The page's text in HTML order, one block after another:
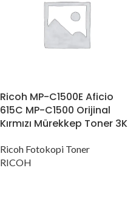
Ricoh MP-C1500E Aficio
615C MP-C1500 Orijinal
Kırmızı Mürekkep Toner 3K
Ricoh Fotokopi Toner
RICOH